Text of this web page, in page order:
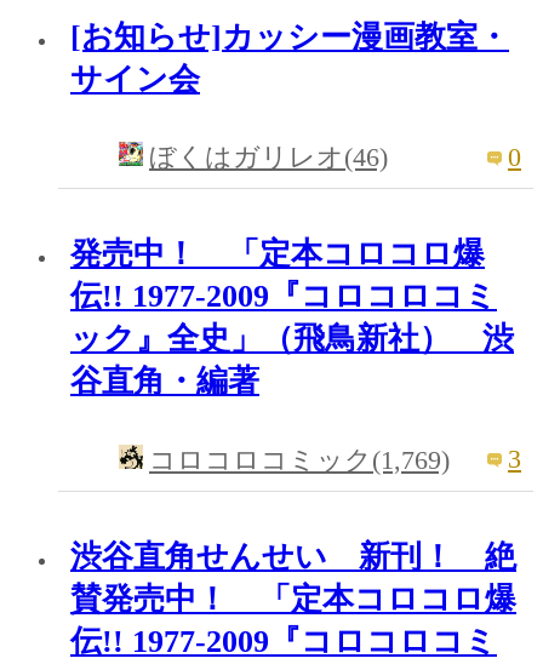
[お知らせ]カッシー漫画教室・
サイン会
ぼくはガリレオ(46) 0
発売中！ 「定本コロコロ爆
伝!! 1977-2009『コロコロコミ
ック』全史」（飛鳥新社） 渋
谷直角・編著
コロコロコミック(1,769) 3
渋谷直角せんせい 新刊！ 絶
賛発売中！ 「定本コロコロ爆
伝!! 1977-2009『コロコロコミ